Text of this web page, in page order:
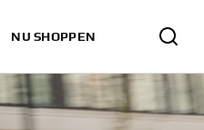
NU SHOPPEN